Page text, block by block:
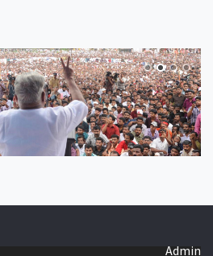
Admin